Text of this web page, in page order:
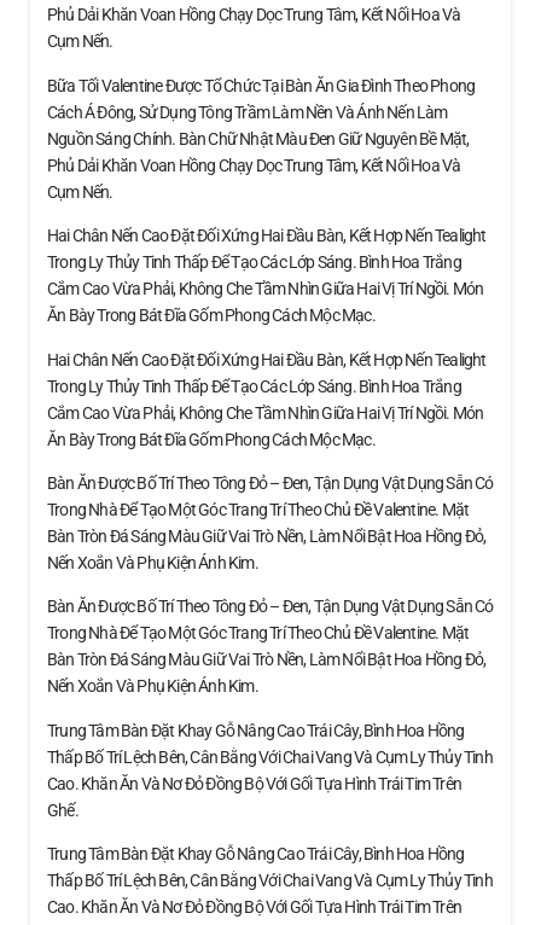
Phủ Dải Khăn Voan Hồng Chạy Dọc Trung Tâm, Kết Nối Hoa Và
Cụm Nến.
Bữa Tối Valentine Được Tổ Chức Tại Bàn Ăn Gia Đình Theo Phong
Cách Á Đông, Sử Dụng Tông Trầm Làm Nền Và Ánh Nến Làm
Nguồn Sáng Chính. Bàn Chữ Nhật Màu Đen Giữ Nguyên Bề Mặt,
Phủ Dải Khăn Voan Hồng Chạy Dọc Trung Tâm, Kết Nối Hoa Và
Cụm Nến.
Hai Chân Nến Cao Đặt Đối Xứng Hai Đầu Bàn, Kết Hợp Nến Tealight
Trong Ly Thủy Tinh Thấp Để Tạo Các Lớp Sáng. Bình Hoa Trắng
Cắm Cao Vừa Phải, Không Che Tầm Nhìn Giữa Hai Vị Trí Ngồi. Món
Ăn Bày Trong Bát Đĩa Gốm Phong Cách Mộc Mạc.
Hai Chân Nến Cao Đặt Đối Xứng Hai Đầu Bàn, Kết Hợp Nến Tealight
Trong Ly Thủy Tinh Thấp Để Tạo Các Lớp Sáng. Bình Hoa Trắng
Cắm Cao Vừa Phải, Không Che Tầm Nhìn Giữa Hai Vị Trí Ngồi. Món
Ăn Bày Trong Bát Đĩa Gốm Phong Cách Mộc Mạc.
Bàn Ăn Được Bố Trí Theo Tông Đỏ – Đen, Tận Dụng Vật Dụng Sẵn Có
Trong Nhà Để Tạo Một Góc Trang Trí Theo Chủ Đề Valentine. Mặt
Bàn Tròn Đá Sáng Màu Giữ Vai Trò Nền, Làm Nổi Bật Hoa Hồng Đỏ,
Nến Xoắn Và Phụ Kiện Ánh Kim.
Bàn Ăn Được Bố Trí Theo Tông Đỏ – Đen, Tận Dụng Vật Dụng Sẵn Có
Trong Nhà Để Tạo Một Góc Trang Trí Theo Chủ Đề Valentine. Mặt
Bàn Tròn Đá Sáng Màu Giữ Vai Trò Nền, Làm Nổi Bật Hoa Hồng Đỏ,
Nến Xoắn Và Phụ Kiện Ánh Kim.
Trung Tâm Bàn Đặt Khay Gỗ Nâng Cao Trái Cây, Bình Hoa Hồng
Thấp Bố Trí Lệch Bên, Cân Bằng Với Chai Vang Và Cụm Ly Thủy Tinh
Cao. Khăn Ăn Và Nơ Đỏ Đồng Bộ Với Gối Tựa Hình Trái Tim Trên
Ghế.
Trung Tâm Bàn Đặt Khay Gỗ Nâng Cao Trái Cây, Bình Hoa Hồng
Thấp Bố Trí Lệch Bên, Cân Bằng Với Chai Vang Và Cụm Ly Thủy Tinh
Cao. Khăn Ăn Và Nơ Đỏ Đồng Bộ Với Gối Tựa Hình Trái Tim Trên